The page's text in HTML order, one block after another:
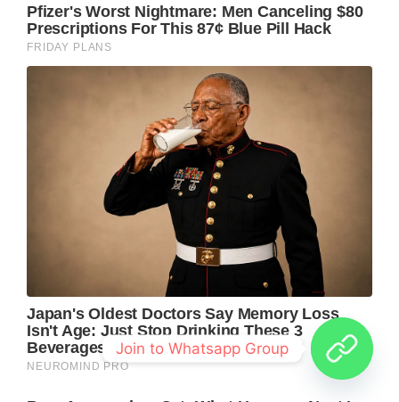
Join to Whatsapp Group